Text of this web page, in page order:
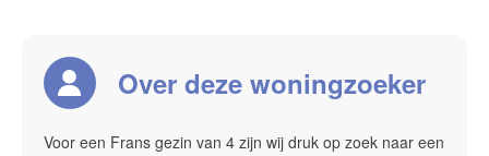
Maak een afspraak
Over deze woningzoeker
Voor een Frans gezin van 4 zijn wij druk op zoek naar een